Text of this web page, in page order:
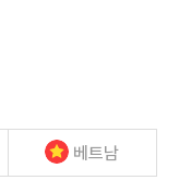
베트남